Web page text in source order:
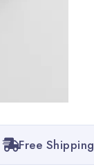
Free Shipping